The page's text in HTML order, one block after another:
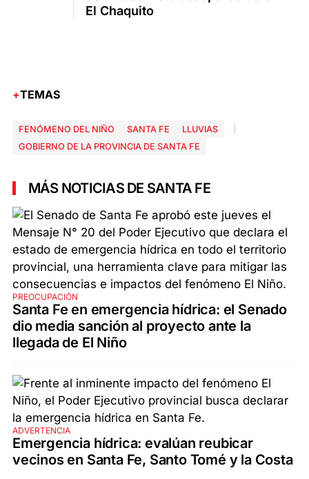
El Chaquito
TEMAS
FENÓMENO DEL NIÑO SANTA FE
LLUVIAS
GOBIERNO DE LA PROVINCIA DE SANTA FE
MÁS NOTICIAS DE SANTA FE
PREOCUPACIÓN
Santa Fe en emergencia hídrica: el Senado
dio media sanción al proyecto ante la
llegada de El Niño
ADVERTENCIA
Emergencia hídrica: evalúan reubicar
vecinos en Santa Fe, Santo Tomé y la Costa